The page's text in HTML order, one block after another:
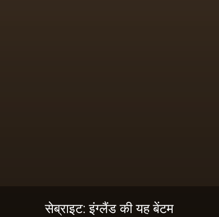
सेब्राइट: इंग्लैंड की यह बेंटम